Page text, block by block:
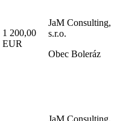
1 200,00
EUR
JaM Consulting,
s.r.o.
Obec Boleráz
JaM Consulting,